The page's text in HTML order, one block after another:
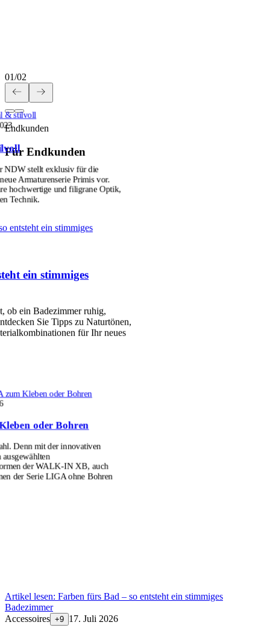
01/02
Endkunden
Für Endkunden
& stilvoll
NDW stellt exklusiv für die
Armaturenserie Primis vor.
hochwertige und filigrane Optik,
Technik.
entsteht ein stimmiges
ein stimmiges
ob ein Badezimmer ruhig,
Sie Tipps zu Naturtönen,
für Ihr neues
zum Kleben oder Bohren
oder Bohren
Denn mit der innovativen
der WALK-IN XB, auch
der Serie LIGA ohne Bohren
Artikel lesen: Farben fürs Bad – so entsteht ein stimmiges
Badezimmer
Accessoires +9 17. Juli 2026